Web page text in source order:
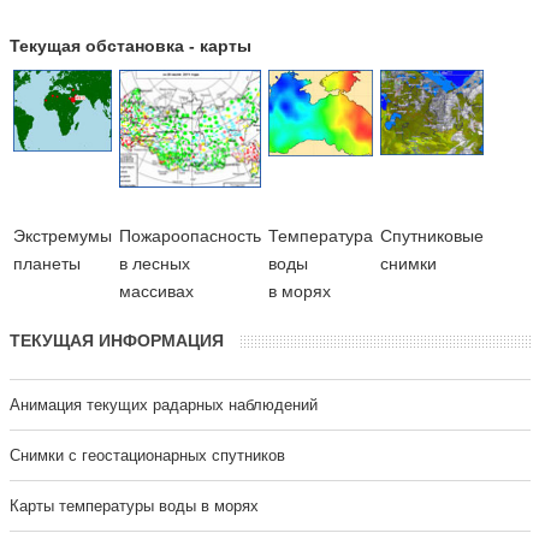
Текущая обстановка - карты
Экстремумы
планеты
Пожароопасность
в лесных
массивах
Температура
воды
в морях
Cпутниковые
снимки
ТЕКУЩАЯ ИНФОРМАЦИЯ
Анимация текущих радарных наблюдений
Cнимки с геостационарных спутников
Карты температуры воды в морях